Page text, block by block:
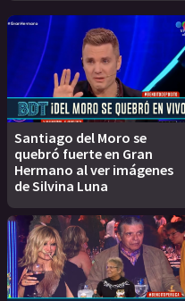
Santiago del Moro se
quebró fuerte en Gran
Hermano al ver imágenes
de Silvina Luna